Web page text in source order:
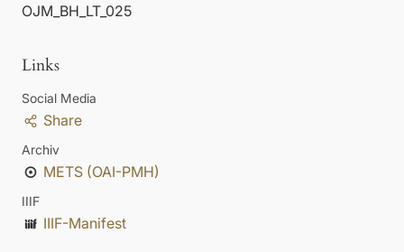
OJM_BH_LT_025
Links
Social Media
Share
Archiv
METS (OAI-PMH)
IIIF
IIIF-Manifest